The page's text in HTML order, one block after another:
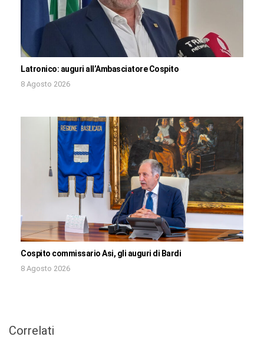
Latronico: auguri all’Ambasciatore Cospito
8 Agosto 2026
Cospito commissario Asi, gli auguri di Bardi
8 Agosto 2026
Correlati